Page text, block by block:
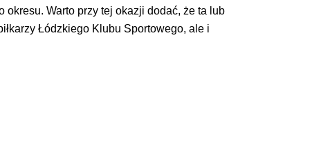
okresu. Warto przy tej okazji dodać, że ta lub
Łódzkiego Klubu Sportowego, ale i